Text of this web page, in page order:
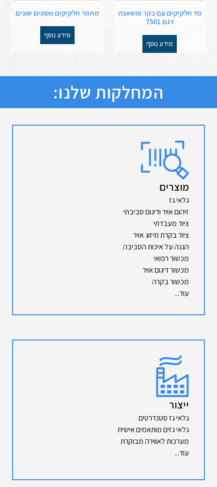
מד חלקיקים עם בקר ומשאבה
דגם 7501
מידע נוסף
מתמר חלקיקים מסוגים שונים
מידע נוסף
המחלקות שלנו:
מוצרים
גלאי גז
זיהום אויר ודיגום סביבתי
ציוד מעבדתי
ציוד בקרת מיזוג אויר
הגנה על איכות הסביבה
מכשור רפואי
מכשור דיגום אויר
מכשור בקרה
עוד...
ייצור
גלאי גז סטנדרטים
גלאי גזים מותאמים אישית
מערכות לאווירה מבוקרת
עוד...